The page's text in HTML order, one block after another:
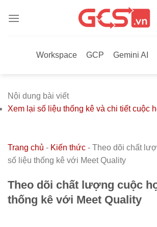
qua
Workspace
GCP Gemini AI
Nội dung bài viết
Xem lại số liệu thống kê và chi tiết cuộc
Trang chủ - Kiến thức - Theo dõi chất
số liệu thống kê với Meet Quality
Theo dõi chất lượng cuộc
thống kê với Meet Quality